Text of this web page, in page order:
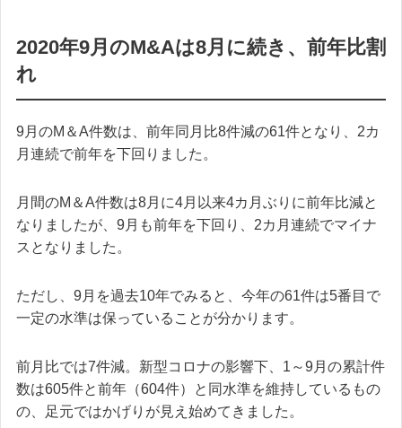
2020年9月のM&Aは8月に続き、前年比割
れ
9月のM＆A件数は、前年同月比8件減の61件となり、2カ
月連続で前年を下回りました。
月間のM＆A件数は8月に4月以来4カ月ぶりに前年比減と
なりましたが、9月も前年を下回り、2カ月連続でマイナ
スとなりました。
ただし、9月を過去10年でみると、今年の61件は5番目で
一定の水準は保っていることが分かります。
前月比では7件減。新型コロナの影響下、1～9月の累計件
数は605件と前年（604件）と同水準を維持しているもの
の、足元ではかげりが見え始めてきました。